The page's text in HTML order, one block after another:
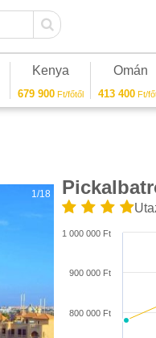
Kenya
679 900Ft/főtől
Omán
413 400Ft/
800 000 Ft
900 000 Ft
1 000 000 Ft
1/18